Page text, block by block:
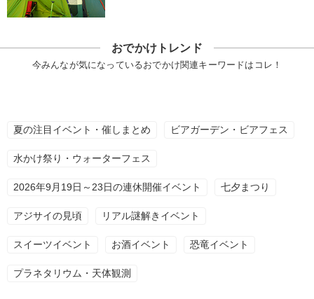
おでかけトレンド
今みんなが気になっているおでかけ関連キーワードはコレ！
夏の注目イベント・催しまとめ ビアガーデン・ビアフェス
水かけ祭り・ウォーターフェス
2026年9月19日～23日の連休開催イベント 七夕まつり
アジサイの見頃 リアル謎解きイベント
スイーツイベント お酒イベント 恐竜イベント
プラネタリウム・天体観測